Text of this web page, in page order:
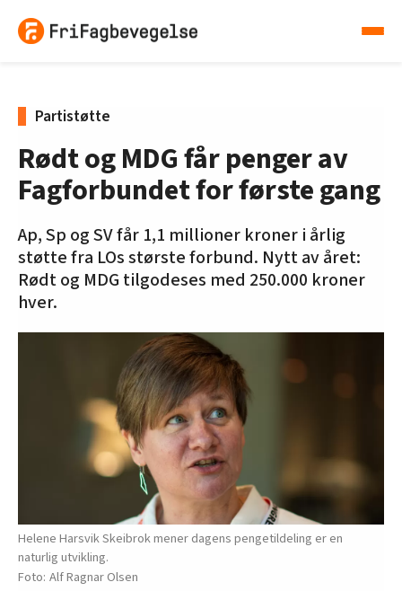
Partistøtte
Rødt og MDG får penger av
Fagforbundet for første gang
Ap, Sp og SV får 1,1 millioner kroner i årlig
støtte fra LOs største forbund. Nytt av året:
Rødt og MDG tilgodeses med 250.000 kroner
hver.
Helene Harsvik Skeibrok mener dagens pengetildeling er en
naturlig utvikling.
Alf Ragnar Olsen